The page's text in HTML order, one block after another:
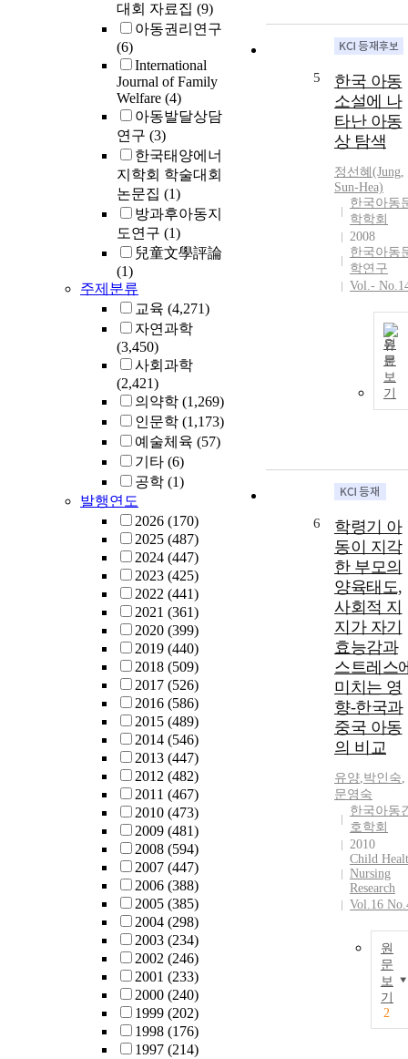
대회 자료집 (9)
아동권리연구
(6)
International
Journal of Family
Welfare (4)
아동발달상담
연구 (3)
한국태양에너
지학회 학술대회
논문집 (1)
방과후아동지
도연구 (1)
兒童文學評論
(1)
주제분류
교육 (4,271)
자연과학
(3,450)
사회과학
(2,421)
의약학 (1,269)
인문학 (1,173)
예술체육 (57)
기타 (6)
공학 (1)
발행연도
2026 (170)
2025 (487)
2024 (447)
2023 (425)
2022 (441)
2021 (361)
2020 (399)
2019 (440)
2018 (509)
2017 (526)
2016 (586)
2015 (489)
2014 (546)
2013 (447)
2012 (482)
2011 (467)
2010 (473)
2009 (481)
2008 (594)
2007 (447)
2006 (388)
2005 (385)
2004 (298)
2003 (234)
2002 (246)
2001 (233)
2000 (240)
1999 (202)
1998 (176)
1997 (214)
5
한국 아동
소설에 나
타난 아동
상 탐색
정선혜(Jung,
Sun-Hea)
한국아동
학학회
2008
한국아동
학연구
Vol.-
원
문
보
기
6
학령기 아
동이 지각
한 부모의
양육태도,
사회적 지
지가 자기
효능감과
스트레스
미치는 영
향-한국과
중국 아동
의 비교
유양,박인숙,
문영숙
한국아동
호학회
2010
Child
Nursing
Research
Vol.16
원
문
보
기
2